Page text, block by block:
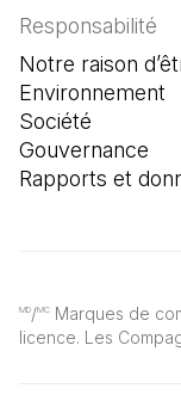
MD/MC Marques de
licence. Les
Responsabilité
Notre raison
Environnement
Société
Gouvernance
Rapports et